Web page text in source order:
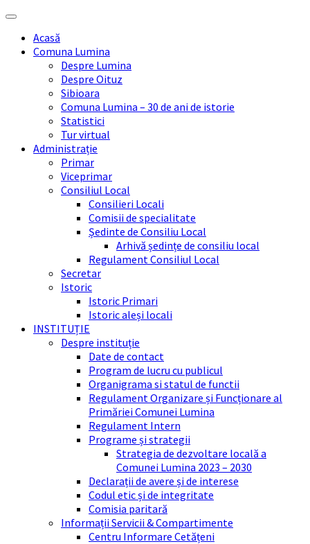
Skip
content
Skip
sidebar
Skip
right
sidebar
Skip
footerAcasă
Comuna Lumina
Despre Lumina
Despre Oituz
Sibioara
Comuna Lumina – 30 de ani de istorie
Statistici
Tur virtual
Administrație
Primar
Viceprimar
Consiliul Local
Consilieri Locali
Comisii de specialitate
Ședinte de Consiliu Local
Arhivă ședințe de consiliu local
Regulament Consiliul Local
Secretar
Istoric
Istoric Primari
Istoric aleși locali
INSTITUȚIE
Despre instituție
Date de contact
Program de lucru cu publicul
Organigrama si statul de functii
Regulament Organizare și Funcționare al
Primăriei Comunei Lumina
Regulament Intern
Programe și strategii
Strategia de dezvoltare locală a
Comunei Lumina 2023 – 2030
Declarații de avere și de interese
Codul etic și de integritate
Comisia paritară
Informații Servicii & Compartimente
Centru Informare Cetățeni